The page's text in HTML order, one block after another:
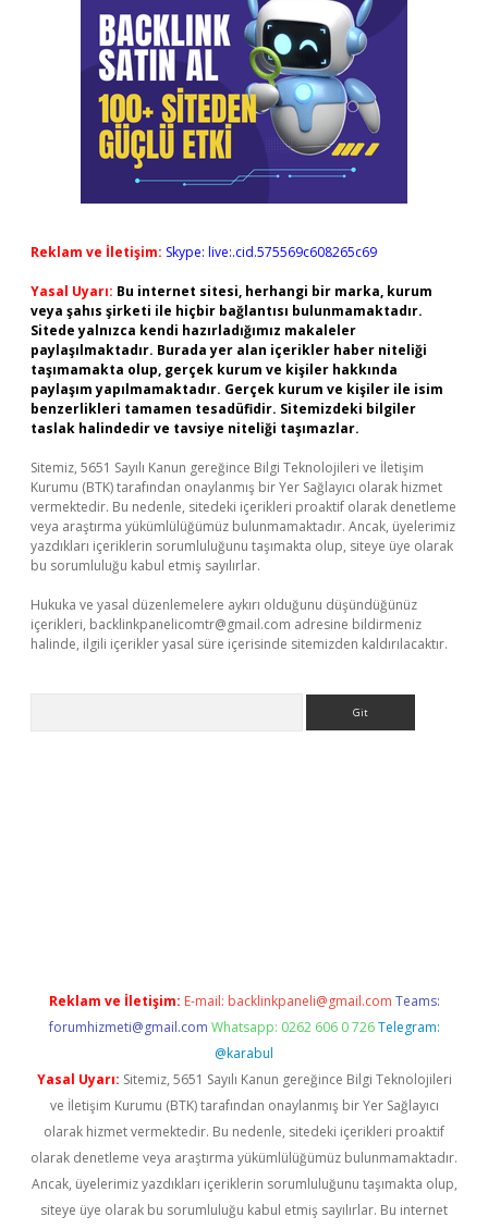
Reklam ve İletişim: Skype: live:.cid.575569c608265c69
Yasal Uyarı: Bu internet sitesi, herhangi bir marka, kurum
veya şahıs şirketi ile hiçbir bağlantısı bulunmamaktadır.
Sitede yalnızca kendi hazırladığımız makaleler
paylaşılmaktadır. Burada yer alan içerikler haber niteliği
taşımamakta olup, gerçek kurum ve kişiler hakkında
paylaşım yapılmamaktadır. Gerçek kurum ve kişiler ile isim
benzerlikleri tamamen tesadüfidir. Sitemizdeki bilgiler
taslak halindedir ve tavsiye niteliği taşımazlar.
Sitemiz, 5651 Sayılı Kanun gereğince Bilgi Teknolojileri ve İletişim
Kurumu (BTK) tarafından onaylanmış bir Yer Sağlayıcı olarak hizmet
vermektedir. Bu nedenle, sitedeki içerikleri proaktif olarak denetleme
veya araştırma yükümlülüğümüz bulunmamaktadır. Ancak, üyelerimiz
yazdıkları içeriklerin sorumluluğunu taşımakta olup, siteye üye olarak
bu sorumluluğu kabul etmiş sayılırlar.
Hukuka ve yasal düzenlemelere aykırı olduğunu düşündüğünüz
içerikleri, backlinkpanelicomtr@gmail.com adresine bildirmeniz
halinde, ilgili içerikler yasal süre içerisinde sitemizden kaldırılacaktır.
Reklam ve İletişim: E-mail: backlinkpaneli@gmail.com Teams:
forumhizmeti@gmail.com Whatsapp: 0262 606 0 726 Telegram:
@karabul
Yasal Uyarı: Sitemiz, 5651 Sayılı Kanun gereğince Bilgi Teknolojileri
ve İletişim Kurumu (BTK) tarafından onaylanmış bir Yer Sağlayıcı
olarak hizmet vermektedir. Bu nedenle, sitedeki içerikleri proaktif
olarak denetleme veya araştırma yükümlülüğümüz bulunmamaktadır.
Ancak, üyelerimiz yazdıkları içeriklerin sorumluluğunu taşımakta olup,
siteye üye olarak bu sorumluluğu kabul etmiş sayılırlar. Bu internet